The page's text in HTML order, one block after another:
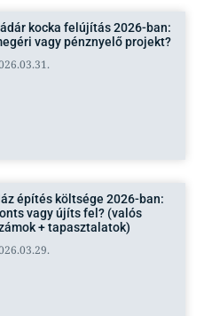
kocka felújítás 2026-ban:
vagy pénznyelő projekt?
építés költsége 2026-ban:
vagy újíts fel? (valós
+ tapasztalatok)